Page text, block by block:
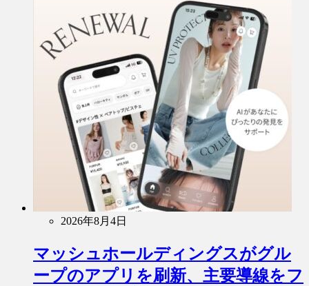
2026年8月4日
マッシュホールディングスがグル
ープのアプリを刷新、主要導線をフ